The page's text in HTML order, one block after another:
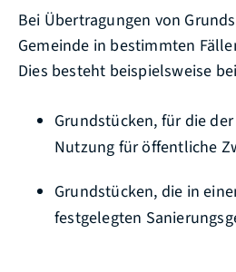
Bei Übertragungen von
Gemeinde in bestimmten
Dies besteht beispielsweise bei
Grundstücken, für die
Nutzung für öffentliche
Grundstücken, die in
festgelegten Sanie